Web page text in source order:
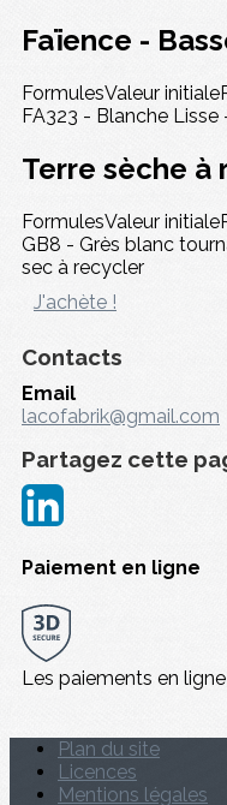
Faïence -
FormulesValeur initiale
FA323 - Blanche
Terre sèche à
FormulesValeur initiale
GB8 - Grès blanc
sec à recycler
J'achète !
Contacts
Email
lacofabrik@gmail.com
Partagez cette
Paiement en ligne
Les paiements en
Plan du site
Licences
Mentions légales